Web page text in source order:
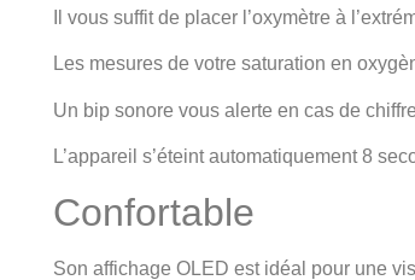
Il vous suffit de placer l’oxymètre à
Les mesures de votre saturation en
Un bip sonore vous alerte en cas de
L’appareil s’éteint automatiquement 8
Confortable
Son affichage OLED est idéal pour une